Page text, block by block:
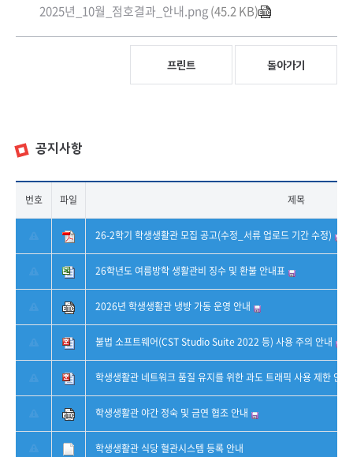
2025년_10월_점호결과_안내.png(45.2 KB)
프린트 돌아가기
공지사항
번호 파일 제목
26-2학기 학생생활관 모집 공고(수정_서류 업로드 기간 수정)
26학년도 여름방학 생활관비 징수 및 환불 안내표
2026년 학생생활관 냉방 가동 운영 안내
불법 소프트웨어(CST Studio Suite 2022 등) 사용 주의 안내
학생생활관 네트워크 품질 유지를 위한 과도 트래픽 사용 제한 안내
학생생활관 야간 정숙 및 금연 협조 안내
학생생활관 식당 혈관시스템 등록 안내